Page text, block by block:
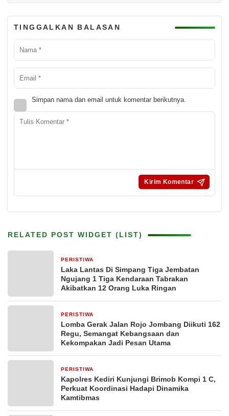
TINGGALKAN BALASAN
Simpan nama dan email untuk komentar berikutnya.
RELATED POST WIDGET (LIST)
PERISTIWA
Laka Lantas Di Simpang Tiga Jembatan
Ngujang 1 Tiga Kendaraan Tabrakan
Akibatkan 12 Orang Luka Ringan
PERISTIWA
Lomba Gerak Jalan Rojo Jombang Diikuti 162
Regu, Semangat Kebangsaan dan
Kekompakan Jadi Pesan Utama
PERISTIWA
Kapolres Kediri Kunjungi Brimob Kompi 1 C,
Perkuat Koordinasi Hadapi Dinamika
Kamtibmas